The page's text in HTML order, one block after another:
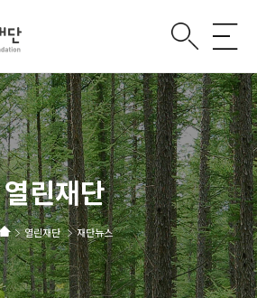
열린재단
열린재단 재단뉴스